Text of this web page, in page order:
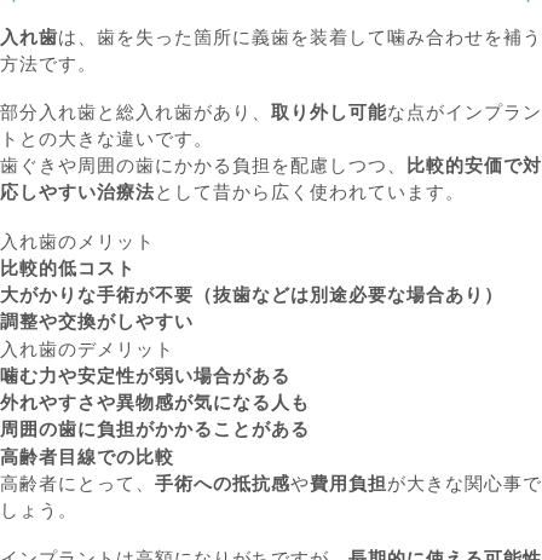
入れ歯は、歯を失った箇所に義歯を装着して噛み合わせを補う
方法です。
部分入れ歯と総入れ歯があり、 取り外し可能な点がインプラン
トとの大きな違いです。
歯ぐきや周囲の歯にかかる負担を配慮しつつ、 比較的安価で対
応しやすい治療法として昔から広く使われています。
入れ歯のメリット
比較的低コスト
大がかりな手術が不要（抜歯などは別途必要な場合あり）
調整や交換がしやすい
入れ歯のデメリット
噛む力や安定性が弱い場合がある
外れやすさや異物感が気になる人も
周囲の歯に負担がかかることがある
高齢者目線での比較
高齢者にとって、 手術への抵抗感や費用負担が大きな関心事で
しょう。